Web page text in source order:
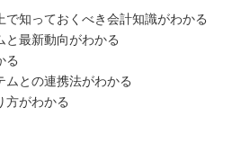
で知っておくべき会計知識がわかる
と最新動向がわかる
る
ムとの連携法がわかる
方がわかる